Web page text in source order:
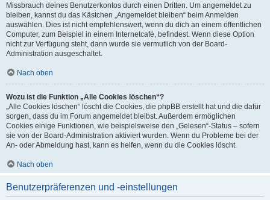
Missbrauch deines Benutzerkontos durch einen Dritten. Um angemeldet zu
bleiben, kannst du das Kästchen „Angemeldet bleiben“ beim Anmelden
auswählen. Dies ist nicht empfehlenswert, wenn du dich an einem öffentlichen
Computer, zum Beispiel in einem Internetcafé, befindest. Wenn diese Option
nicht zur Verfügung steht, dann wurde sie vermutlich von der Board-
Administration ausgeschaltet.
Nach oben
Wozu ist die Funktion „Alle Cookies löschen“?
„Alle Cookies löschen“ löscht die Cookies, die phpBB erstellt hat und die dafür
sorgen, dass du im Forum angemeldet bleibst. Außerdem ermöglichen
Cookies einige Funktionen, wie beispielsweise den „Gelesen“-Status – sofern
sie von der Board-Administration aktiviert wurden. Wenn du Probleme bei der
An- oder Abmeldung hast, kann es helfen, wenn du die Cookies löscht.
Nach oben
Benutzerpräferenzen und -einstellungen